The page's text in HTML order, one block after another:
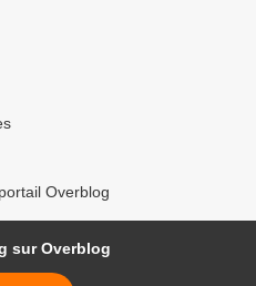
Overblog
sur Overblog